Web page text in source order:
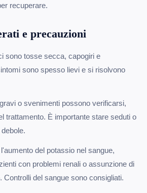
recuperare.
e precauzioni
sono tosse secca, capogiri e
sono spesso lievi e si risolvono
o svenimenti possono verificarsi,
trattamento. È importante stare seduti o
del potassio nel sangue,
con problemi renali o assunzione di
Controlli del sangue sono consigliati.